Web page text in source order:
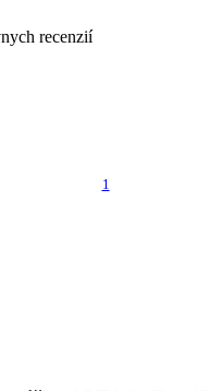
recenzií
1